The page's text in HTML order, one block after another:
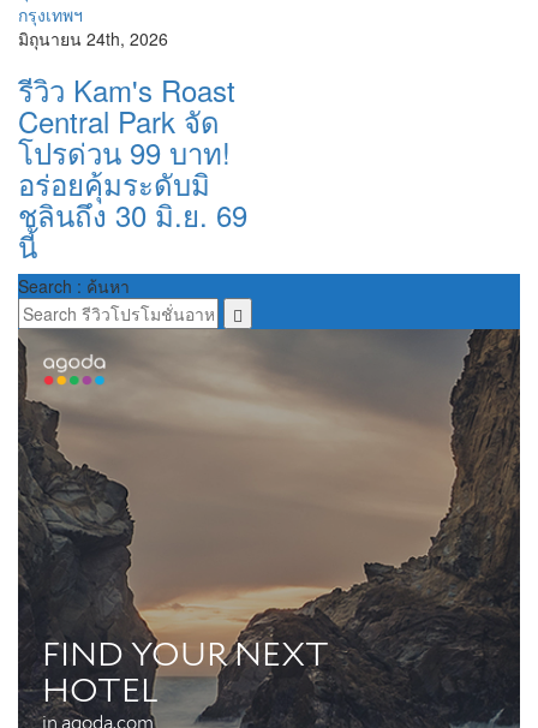
กรุงเทพฯ
มิถุนายน 24th, 2026
รีวิว Kam's Roast
Central Park จัด
โปรด่วน 99 บาท!
อร่อยคุ้มระดับมิ
ชลินถึง 30 มิ.ย. 69
นี้
Search : ค้นหา